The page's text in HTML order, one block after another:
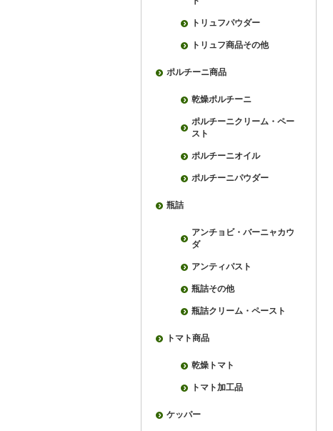
トリュフパウダー
トリュフ商品その他
ポルチーニ商品
乾燥ポルチーニ
ポルチーニクリーム・ペー
スト
ポルチーニオイル
ポルチーニパウダー
瓶詰
アンチョビ・バーニャカウ
ダ
アンティパスト
瓶詰その他
瓶詰クリーム・ペースト
トマト商品
乾燥トマト
トマト加工品
ケッパー